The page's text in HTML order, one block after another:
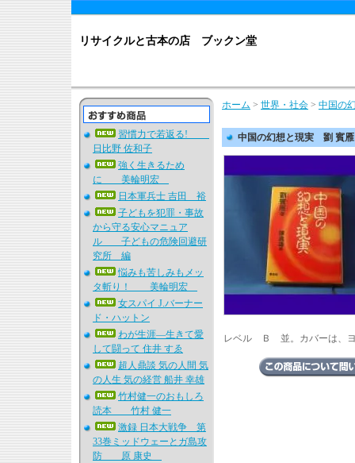
リサイクルと古本の店 ブックン堂
習慣力で若返る!
日比野 佐和子
強く生きるため
に 美輪明宏
日本軍兵士 吉田 裕
子どもを犯罪・事故
から守る安心マニュア
ル 子どもの危険回避研
究所 編
悩みも苦しみもメッ
タ斬り！ 美輪明宏
女スパイ J.バーナー
ド・ハットン
わが生涯―生きて愛
して闘って 住井 すゑ
超人鼎談 気の人間 気
の人生 気の経営 船井 幸雄
竹村健一のおもしろ
読本 竹村 健一
激録 日本大戦争 第
33巻ミッドウェーとガ島攻
防 原 康史
ホーム > 世界・社会 > 中国の
中国の幻想と現実 劉 賓
レベル Ｂ 並。カバーは、ヨ